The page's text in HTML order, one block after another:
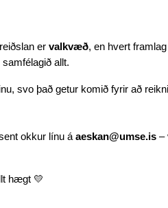
ervalkvæð, en hvert
allt.
svo það getur komið fyrir að
okkur línu áaeskan@umse.is –
hægt 💛